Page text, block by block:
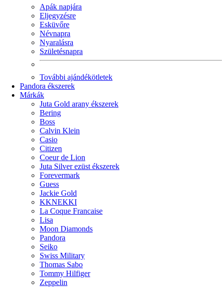
Apák napjára
Eljegyzésre
Esküvőre
Névnapra
Nyaralásra
Születésnapra
További ajándékötletek
Pandora ékszerek
Márkák
Juta Gold arany ékszerek
Bering
Boss
Calvin Klein
Casio
Citizen
Coeur de Lion
Juta Silver ezüst ékszerek
Forevermark
Guess
Jackie Gold
KKNEKKI
La Coque Francaise
Lisa
Moon Diamonds
Pandora
Seiko
Swiss Military
Thomas Sabo
Tommy Hilfiger
Zeppelin